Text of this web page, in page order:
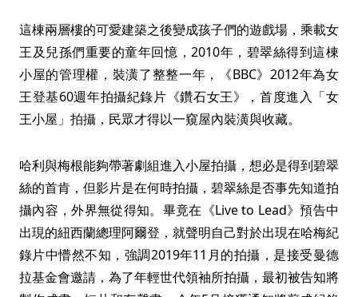
這棟兩層樓的可愛建築之後變成孩子們的遊戲場，乘載女
王及兒孫們重要的童年回憶，2010年，碧翠絲得到這棟
小屋的管理權，裝潢了整整一年，《BBC》2012年為女
王登基60週年拍攝紀錄片《鑽石女王》，首度進入「女
王小屋」拍攝，民眾才得以一窺屋內裝潢與收藏。
哈利與梅根能夠帶著劇組進入小屋拍攝，想必是得到碧翠
絲的首肯，但影片是在何時拍攝，碧翠絲是否事先知道拍
攝內容，外界無從得知。畢竟在《Live to Lead》預告中
出現的紐西蘭總理阿爾登，就聲明自己對於出現在哈梅紀
錄片中懵然不知，強調2019年11月的拍攝，是接受曼德
拉基金會邀請，為了年輕世代領袖所拍攝，最初被告知將